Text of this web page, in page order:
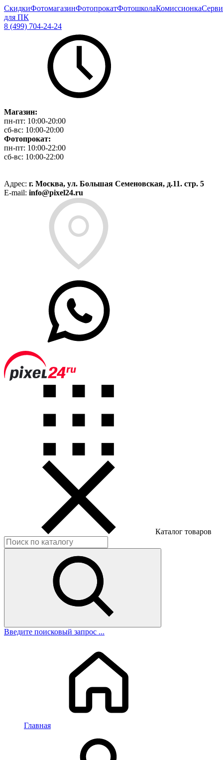
СкидкиФотомагазинФотопрокатФотошколаКомиссионка
для ПК
8 (499) 704-24-24
Магазин:
пн-пт: 10:00-20:00
сб-вс: 10:00-20:00
Фотопрокат:
пн-пт: 10:00-22:00
сб-вс: 10:00-22:00
Адрес: г. Москва, ул. Большая Семеновская, д.11. стр. 5
E-mail: info@pixel24.ru
Каталог товаров
Введите поисковый запрос ...
Главная